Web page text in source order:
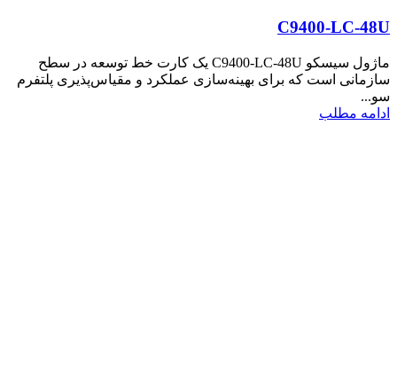
C9400-LC-48U
ماژول سیسکو C9400-LC-48U یک کارت خط توسعه در سطح
سازمانی است که برای بهینه‌سازی عملکرد و مقیاس‌پذیری پلتفرم
سو...
ادامه مطلب